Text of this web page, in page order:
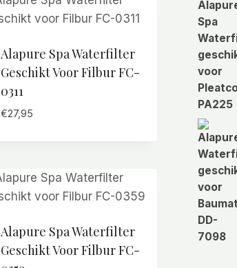
Alapure Spa Waterfilter
Geschikt Voor Filbur FC-
0311
€27,95
Alapure Spa Waterfilter
Geschikt Voor Filbur FC-